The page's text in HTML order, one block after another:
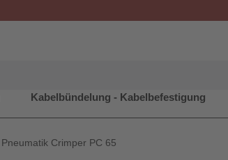
Kabelbündelung - Kabelbefestigung
Pneumatik Crimper PC 65